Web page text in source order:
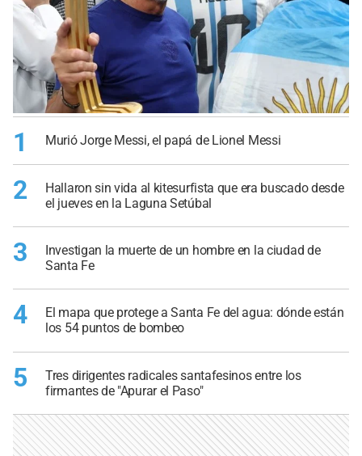
1 Murió Jorge Messi, el papá de Lionel Messi
2
Hallaron sin vida al kitesurfista que era buscado desde
el jueves en la Laguna Setúbal
3
Investigan la muerte de un hombre en la ciudad de
Santa Fe
4
El mapa que protege a Santa Fe del agua: dónde están
los 54 puntos de bombeo
5
Tres dirigentes radicales santafesinos entre los
firmantes de "Apurar el Paso"